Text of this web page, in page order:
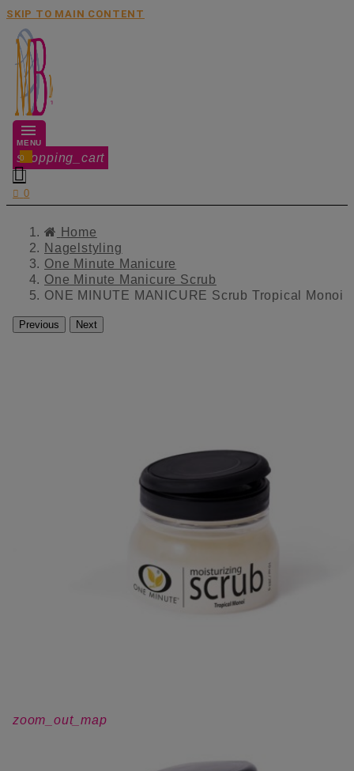
SKIP TO MAIN CONTENT
MENU
shopping_cart
0

 0
Home
Nagelstyling
One Minute Manicure
One Minute Manicure Scrub
ONE MINUTE MANICURE Scrub Tropical Monoi
Previous Next
zoom_out_map